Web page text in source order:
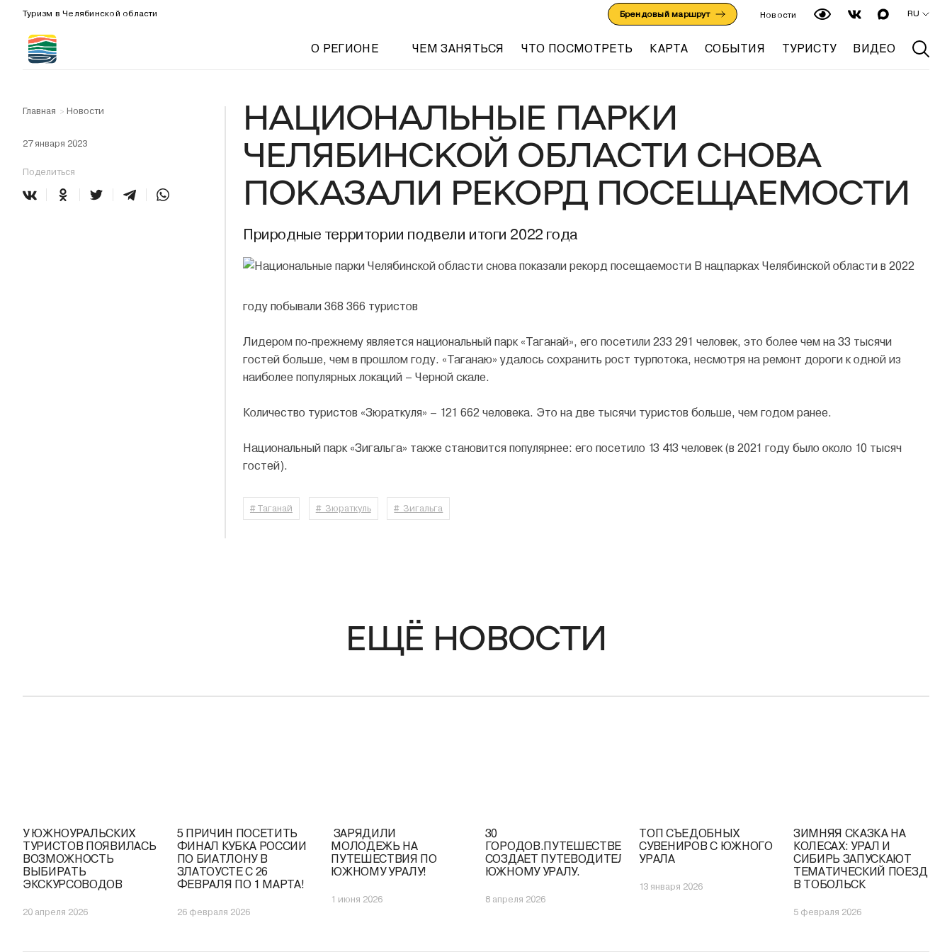
Туризм в Челябинской области Брендовый маршрут Новости RU
О РЕГИОНЕ ЧЕМ ЗАНЯТЬСЯ ЧТО ПОСМОТРЕТЬ КАРТА СОБЫТИЯ ТУРИСТУ ВИДЕО
Главная > Новости
27 января 2023
Поделиться
НАЦИОНАЛЬНЫЕ ПАРКИ
ЧЕЛЯБИНСКОЙ ОБЛАСТИ СНОВА
ПОКАЗАЛИ РЕКОРД ПОСЕЩАЕМОСТИ
Природные территории подвели итоги 2022 года
В нацпарках Челябинской области в 2022
году побывали 368 366 туристов
Лидером по-прежнему является национальный парк «Таганай», его посетили 233 291 человек, это более чем на 33 тысячи
гостей больше, чем в прошлом году. «Таганаю» удалось сохранить рост турпотока, несмотря на ремонт дороги к одной из
наиболее популярных локаций – Черной скале.
Количество туристов «Зюраткуля» – 121 662 человека. Это на две тысячи туристов больше, чем годом ранее.
Национальный парк «Зигальга» также становится популярнее: его посетило 13 413 человек (в 2021 году было около 10 тысяч
гостей).
# Таганай # Зюраткуль # Зигальга
ЕЩЁ НОВОСТИ
У ЮЖНОУРАЛЬСКИХ
ТУРИСТОВ ПОЯВИЛАСЬ
ВОЗМОЖНОСТЬ
ВЫБИРАТЬ
ЭКСКУРСОВОДОВ
20 апреля 2026
5 ПРИЧИН ПОСЕТИТЬ
ФИНАЛ КУБКА РОССИИ
ПО БИАТЛОНУ В
ЗЛАТОУСТЕ С 26
ФЕВРАЛЯ ПО 1 МАРТА!
26 февраля 2026
️ ЗАРЯДИЛИ
МОЛОДЕЖЬ НА
ПУТЕШЕСТВИЯ ПО
ЮЖНОМУ УРАЛУ!
1 июня 2026
30
ГОРОДОВ.ПУТЕШЕСТВЕННИЦА
СОЗДАЕТ ПУТЕВОДИТЕЛЬ ПО
ЮЖНОМУ УРАЛУ.
8 апреля 2026
ТОП СЪЕДОБНЫХ
СУВЕНИРОВ С ЮЖНОГО
УРАЛА
13 января 2026
ЗИМНЯЯ СКАЗКА НА
КОЛЕСАХ: УРАЛ И
СИБИРЬ ЗАПУСКАЮТ
ТЕМАТИЧЕСКИЙ ПОЕЗД
В ТОБОЛЬСК
5 февраля 2026